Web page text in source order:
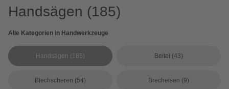
Handsägen (185)
Alle Kategorien in Handwerkzeuge
Handsägen (185) Beitel (43)
Blechscheren (54) Brecheisen (9)